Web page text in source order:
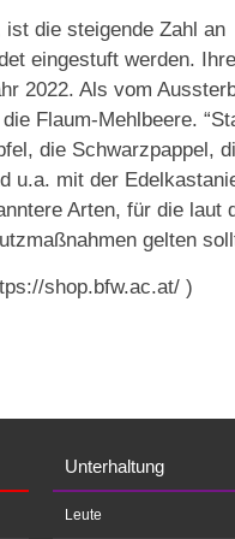
die steigende Zahl an
eingestuft werden.
2022. Als vom
Flaum-Mehlbeere.
die Schwarzpappel,
u.a. mit der
Arten, für die laut
gelten
shop.bfw.ac.at/ )
Unterhaltung
Leute